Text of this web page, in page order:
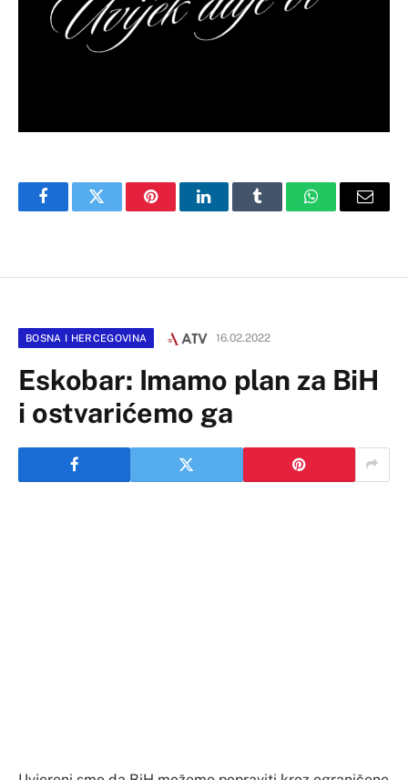
FacebookTwitter PinterestLinkedInTumblr WhatsAppEmail
BOSNA I HERCEGOVINA 16.02.2022
Eskobar: Imamo plan za BiH
i ostvarićemo ga